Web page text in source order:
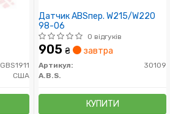
GBS1911
США
Датчик ABSпер. W215/W220
98-06
0 відгуків
905 ₴ завтра
Артикул:
30109
A.B.S.
КУПИТИ